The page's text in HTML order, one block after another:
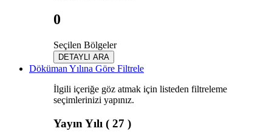
0
Seçilen Bölgeler
DETAYLI ARA
Döküman Yılına Göre Filtrele
İlgili içeriğe göz atmak için listeden filtreleme
seçimlerinizi yapınız.
Yayın Yılı ( 27 )